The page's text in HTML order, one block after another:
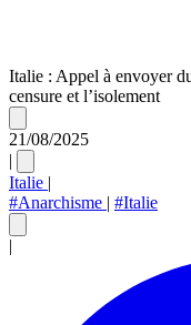
Italie : Appel à envoyer
censure et l’isolement
21/08/2025
|
Italie |
#Anarchisme | #Italie
|